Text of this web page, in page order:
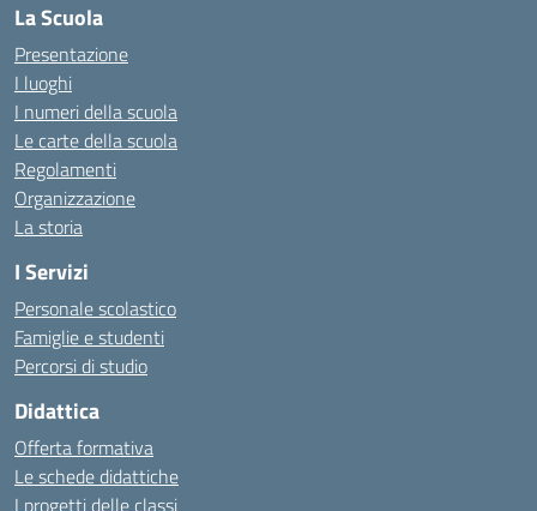
La Scuola
Presentazione
I luoghi
I numeri della scuola
Le carte della scuola
Regolamenti
Organizzazione
La storia
I Servizi
Personale scolastico
Famiglie e studenti
Percorsi di studio
Didattica
Offerta formativa
Le schede didattiche
I progetti delle classi